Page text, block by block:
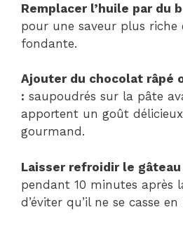
Remplacer l’huile par du
pour une saveur plus
fondante.
Ajouter du chocolat râpé
: saupoudrés sur la pâte
apportent un goût
gourmand.
Laisser refroidir le
pendant 10 minutes après
d’éviter qu’il ne se casse